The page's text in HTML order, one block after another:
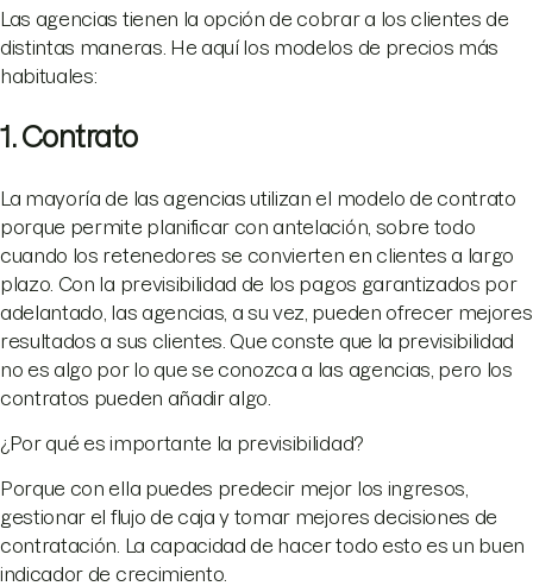
Las agencias tienen la opción de cobrar a los clientes de
distintas maneras. He aquí los modelos de precios más
habituales:
1. Contrato
La mayoría de las agencias utilizan el modelo de contrato
porque permite planificar con antelación, sobre todo
cuando los retenedores se convierten en clientes a largo
plazo. Con la previsibilidad de los pagos garantizados por
adelantado, las agencias, a su vez, pueden ofrecer mejores
resultados a sus clientes. Que conste que la previsibilidad
no es algo por lo que se conozca a las agencias, pero los
contratos pueden añadir algo.
¿Por qué es importante la previsibilidad?
Porque con ella puedes predecir mejor los ingresos,
gestionar el flujo de caja y tomar mejores decisiones de
contratación. La capacidad de hacer todo esto es un buen
indicador de crecimiento.